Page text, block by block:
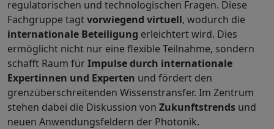
regulatorischen und technologischen Fragen. Diese
Fachgruppe tagtvorwiegend virtuell, wodurch die
internationale Beteiligung erleichtert wird. Dies
ermöglicht nicht nur eine flexible Teilnahme, sondern
schafft Raum fürImpulse durch internationale
Expertinnen und Experten und fördert den
grenzüberschreitenden Wissenstransfer. Im Zentrum
stehen dabei die Diskussion von Zukunftstrends und
neuen Anwendungsfeldern der Photonik.